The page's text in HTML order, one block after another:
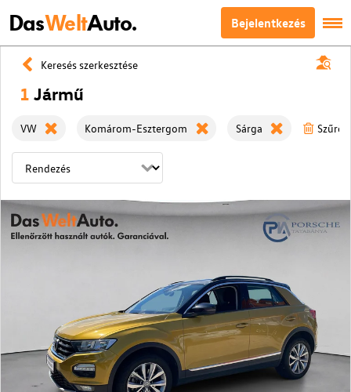
DasWeltAuto. Bejelentkezés
Keresés szerkesztése
1 Jármű
VW Komárom-Esztergom Sárga